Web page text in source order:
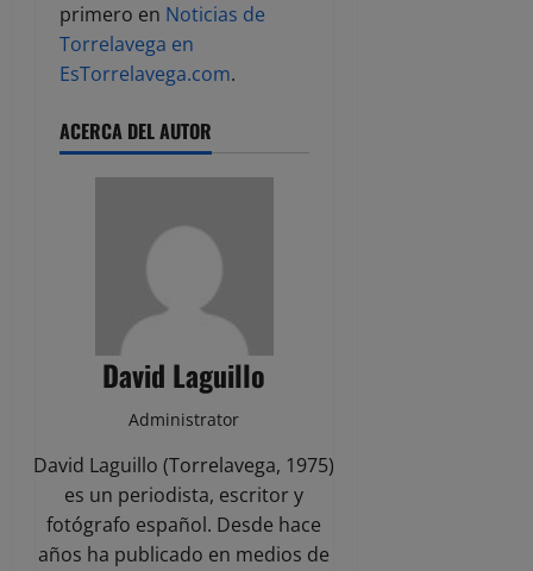
primero en Noticias de
Torrelavega en
EsTorrelavega.com.
ACERCA DEL AUTOR
David Laguillo
Administrator
David Laguillo (Torrelavega, 1975)
es un periodista, escritor y
fotógrafo español. Desde hace
años ha publicado en medios de